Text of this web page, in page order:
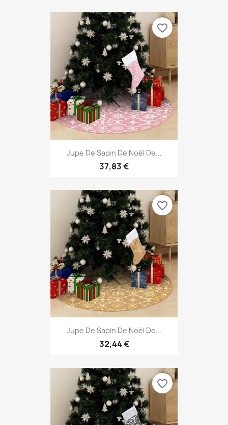
Jupe De Sapin De Noël De...
37,83 €
favorite_border
Jupe De Sapin De Noël De...
32,44 €
favorite_border
favorite_border